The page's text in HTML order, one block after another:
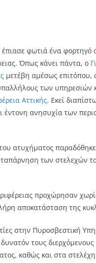
φωτιά ένα φορτηγό
Όπως κάνει πάντα, ο
μετέβη αμέσως επιτόπου,
των υπηρεσιών
Αττικής. Εκεί
ανησυχία των
ατυχήματος
των στελεχών
προχώρησαν
αποκατάσταση της
στην Πυροσβεστική
τους
καθώς και στα